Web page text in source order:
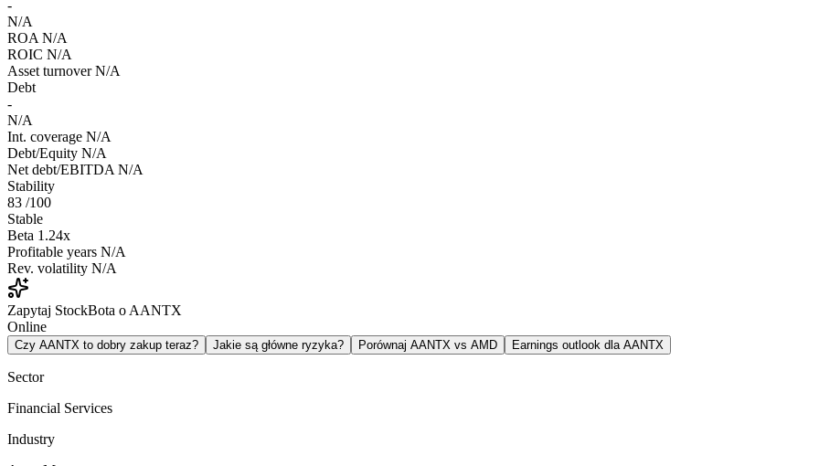
-
N/A
ROA N/A
ROIC N/A
Asset turnover N/A
Debt
-
N/A
Int. coverage N/A
Debt/Equity N/A
Net debt/EBITDA N/A
Stability
83 /100
Stable
Beta 1.24x
Profitable years N/A
Rev. volatility N/A
Zapytaj StockBota o AANTX
Online
Czy AANTX to dobry zakup teraz? Jakie są główne ryzyka? Porównaj AANTX vs AMD Earnings outlook dla AANTX
Sector
Financial Services
Industry